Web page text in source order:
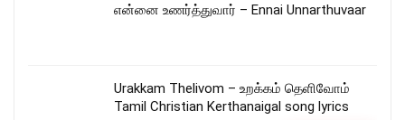
என்னை உணர்த்துவார் – Ennai Unnarthuvaar
Urakkam Thelivom – உறக்கம் தெளிவோம்
Tamil Christian Kerthanaigal song lyrics